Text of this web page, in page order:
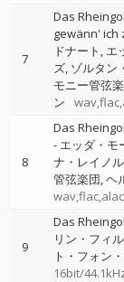
7
Das
gewänn' ich
ドナート エ
ズ ゾルタン
モニー管弦
ン
8
Das
- エッダ・モ
ナ・レイノ
管弦楽団 ヘ
9
Das
リン・フィ
ト・フォン
16bit/